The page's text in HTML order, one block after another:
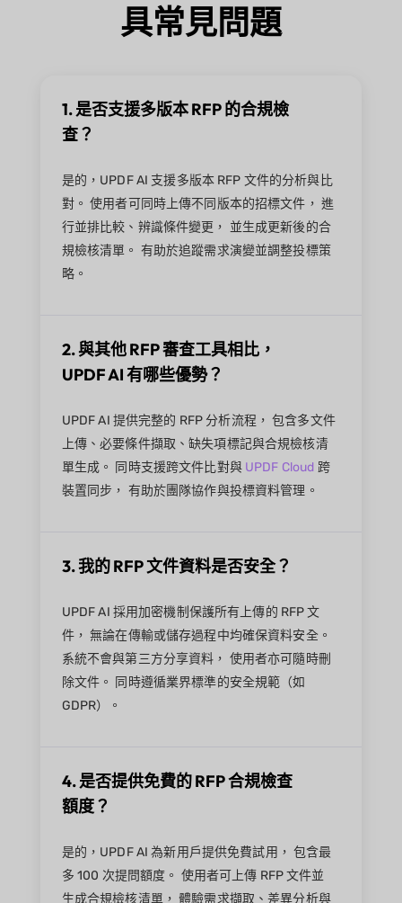
具常見問題
1. 是否支援多版本 RFP 的合規檢
查？
是的，UPDF AI 支援多版本 RFP 文件的分析與比
對。 使用者可同時上傳不同版本的招標文件， 進
行並排比較、辨識條件變更， 並生成更新後的合
規檢核清單。 有助於追蹤需求演變並調整投標策
略。
2. 與其他 RFP 審查工具相比，
UPDF AI 有哪些優勢？
UPDF AI 提供完整的 RFP 分析流程， 包含多文件
上傳、必要條件擷取、缺失項標記與合規檢核清
單生成。 同時支援跨文件比對與 UPDF Cloud 跨
裝置同步， 有助於團隊協作與投標資料管理。
3. 我的 RFP 文件資料是否安全？
UPDF AI 採用加密機制保護所有上傳的 RFP 文
件， 無論在傳輸或儲存過程中均確保資料安全。
系統不會與第三方分享資料， 使用者亦可隨時刪
除文件。 同時遵循業界標準的安全規範（如
GDPR）。
4. 是否提供免費的 RFP 合規檢查
額度？
是的，UPDF AI 為新用戶提供免費試用， 包含最
多 100 次提問額度。 使用者可上傳 RFP 文件並
生成合規檢核清單， 體驗需求擷取、差異分析與